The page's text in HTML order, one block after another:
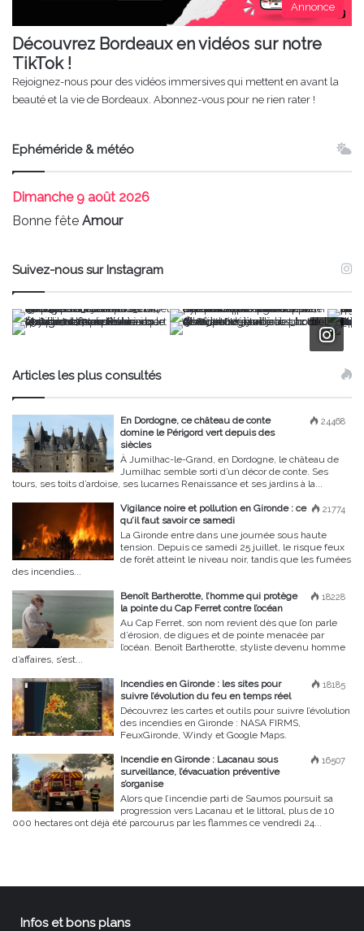
Annonce
Découvrez Bordeaux en vidéos sur notre
TikTok !
Rejoignez-nous pour des vidéos immersives qui mettent en avant la
beauté et la vie de Bordeaux. Abonnez-vous pour ne rien rater !
Ephéméride & météo
Dimanche9 août 2026
Bonne fête Amour
Suivez-nous sur Instagram
Articles les plus consultés
24468
En Dordogne, ce château de conte
domine le Périgord vert depuis des
siècles
À Jumilhac-le-Grand, en Dordogne, le château de
Jumilhac semble sorti d’un décor de conte. Ses
tours, ses toits d’ardoise, ses lucarnes Renaissance et ses jardins à la...
21774
Vigilance noire et pollution en Gironde : ce
qu’il faut savoir ce samedi
La Gironde entre dans une journée sous haute
tension. Depuis ce samedi 25 juillet, le risque feux
de forêt atteint le niveau noir, tandis que les fumées
des incendies...
18228
Benoît Bartherotte, l’homme qui protège
la pointe du Cap Ferret contre l’océan
Au Cap Ferret, son nom revient dès que l’on parle
d’érosion, de digues et de pointe menacée par
l’océan. Benoît Bartherotte, styliste devenu homme
d’affaires, s’est...
18185
Incendies en Gironde : les sites pour
suivre l’évolution du feu en temps réel
Découvrez les cartes et outils pour suivre l’évolution
des incendies en Gironde : NASA FIRMS,
FeuxGironde, Windy et Google Maps.
16507
Incendie en Gironde : Lacanau sous
surveillance, l’évacuation préventive
s’organise
Alors que l’incendie parti de Saumos poursuit sa
progression vers Lacanau et le littoral, plus de 10
000 hectares ont déjà été parcourus par les flammes ce vendredi 24...
Infos et bons plans